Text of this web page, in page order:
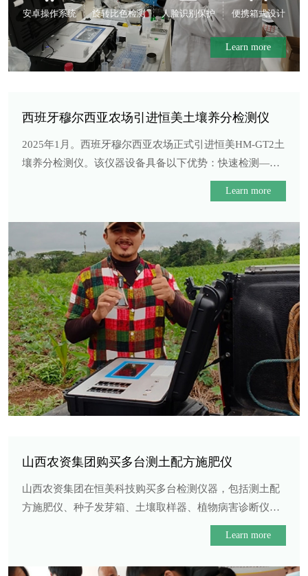
安卓操作系统 旋转比色检测 人脸识别保护 便携箱式设计
Learn more
西班牙穆尔西亚农场引进恒美土壤养分检测仪
2025年1月。西班牙穆尔西亚农场正式引进恒美HM-GT2土
壤养分检测仪。该仪器设备具备以下优势：快速检测——
Learn more
山西农资集团购买多台测土配方施肥仪
山西农资集团在恒美科技购买多台检测仪器，包括测土配
方施肥仪、种子发芽箱、土壤取样器、植物病害诊断仪以
Learn more